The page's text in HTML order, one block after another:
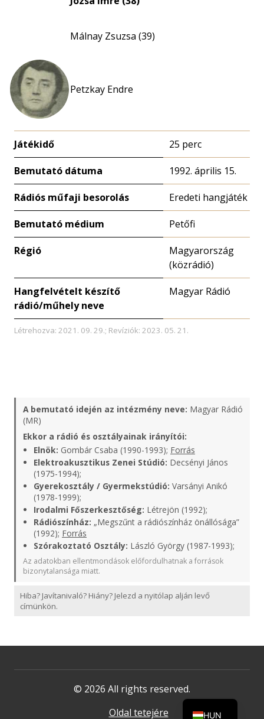
Málnay Zsuzsa (39)
Petzkay Endre
Játékidő 25 perc
Bemutató dátuma 1992. április 15.
Rádiós műfaji besorolás Eredeti hangjáték
Bemutató médium Petőfi
Régió
Magyarország
(közrádió)
Hangfelvételt készítő
rádió/műhely neve
Magyar Rádió
Létrehozva: 2021. 09. 29.; Revíziók: 2023. 05. 21.
A bemutató idején az intézmény neve: Magyar Rádió
(MR)
Ekkor a rádió és osztályainak irányítói:
Elnök: Gombár Csaba (1990-1993); Forrás
Elektroakusztikus Zenei Stúdió: Decsényi János
(1975-1994);
Gyerekosztály / Gyermekstúdió: Varsányi Anikó
(1978-1999);
Irodalmi Főszerkesztőség: Létrejön (1992);
Rádiószínház: „Megszűnt a rádiószínház önállósága”
(1992); Forrás
Szórakoztató Osztály: László György (1987-1993);
Az adatokban ellentmondások előfordulhatnak a források
bizonytalansága miatt.
Hiba? Javítanivaló? Hiány? Jelezd a nyitólap alján levő
címünkön.
© 2026 All rights reserved.
Oldal tetejére
HUN